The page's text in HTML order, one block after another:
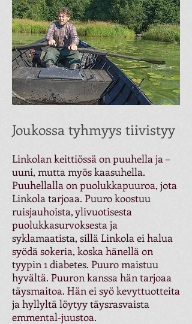
Joukossa tyhmyys tiivistyy
Linkolan keittiössä on puuhella ja –
uuni, mutta myös kaasuhella.
Puuhellalla on puolukkapuuroa, jota
Linkola tarjoaa. Puuro koostuu
ruisjauhoista, ylivuotisesta
puolukkasurvoksesta ja
syklamaatista, sillä Linkola ei halua
syödä sokeria, koska hänellä on
tyypin 1 diabetes. Puuro maistuu
hyvältä. Puuron kanssa hän tarjoaa
täysmaitoa. Hän ei syö kevyttuotteita
ja hyllyltä löytyy täysrasvaista
emmental-juustoa.